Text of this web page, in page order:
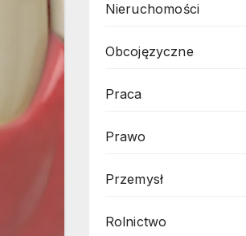
Nieruchomości
Obcojęzyczne
Praca
Prawo
Przemysł
Rolnictwo